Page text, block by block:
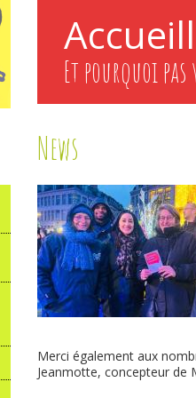
Et pourquoi pas
News
Merci également aux
Jeanmotte, concepteur